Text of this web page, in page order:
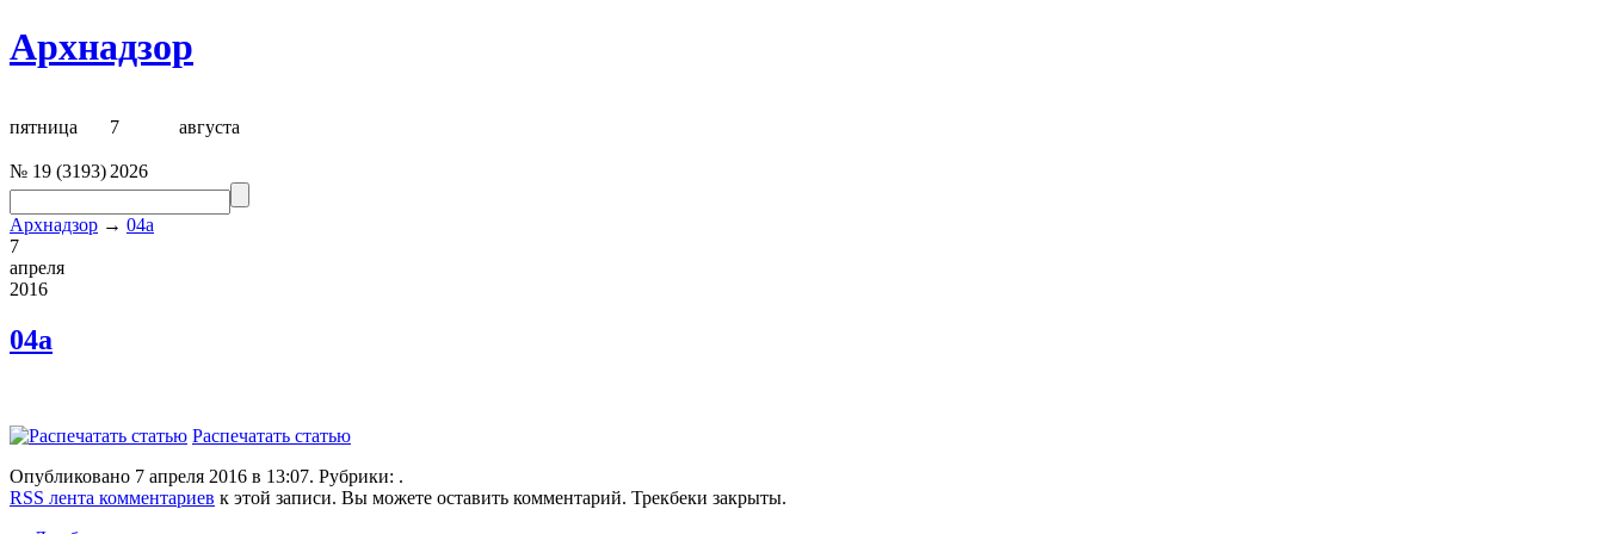
Архнадзор
пятница 7 августа
№ 19 (3193) 2026
Архнадзор → 04a
7
апреля
2016
04a
Распечатать статью
Опубликовано 7 апреля 2016 в 13:07. Рубрики: .
RSS лента комментариев к этой записи. Вы можете оставить комментарий. Трекбеки закрыты.